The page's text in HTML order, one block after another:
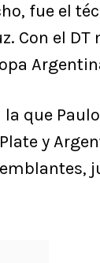
fue el
Con el
que
y